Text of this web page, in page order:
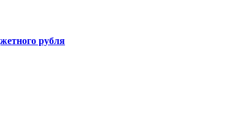
рубля